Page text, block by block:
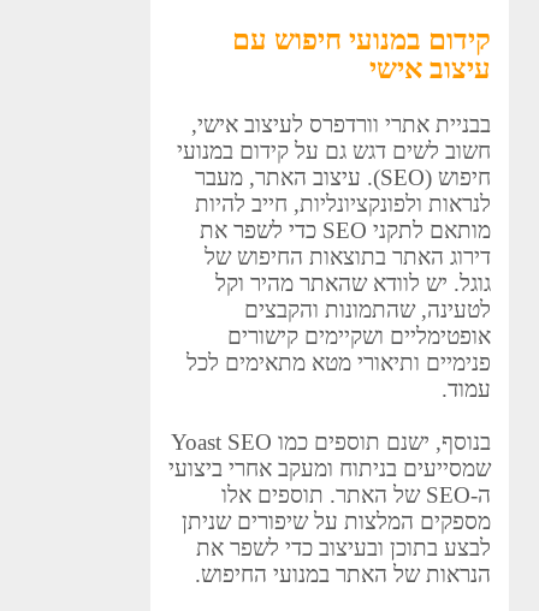
קידום במנועי חיפוש עם
עיצוב אישי
בבניית אתרי וורדפרס לעיצוב אישי,
חשוב לשים דגש גם על קידום במנועי
חיפוש (SEO). עיצוב האתר, מעבר
לנראות ולפונקציונליות, חייב להיות
מותאם לתקני SEO כדי לשפר את
דירוג האתר בתוצאות החיפוש של
גוגל. יש לוודא שהאתר מהיר וקל
לטעינה, שהתמונות והקבצים
אופטימליים ושקיימים קישורים
פנימיים ותיאורי מטא מתאימים לכל
עמוד.
בנוסף, ישנם תוספים כמו Yoast SEO
שמסייעים בניתוח ומעקב אחרי ביצועי
ה-SEO של האתר. תוספים אלו
מספקים המלצות על שיפורים שניתן
לבצע בתוכן ובעיצוב כדי לשפר את
הנראות של האתר במנועי החיפוש.